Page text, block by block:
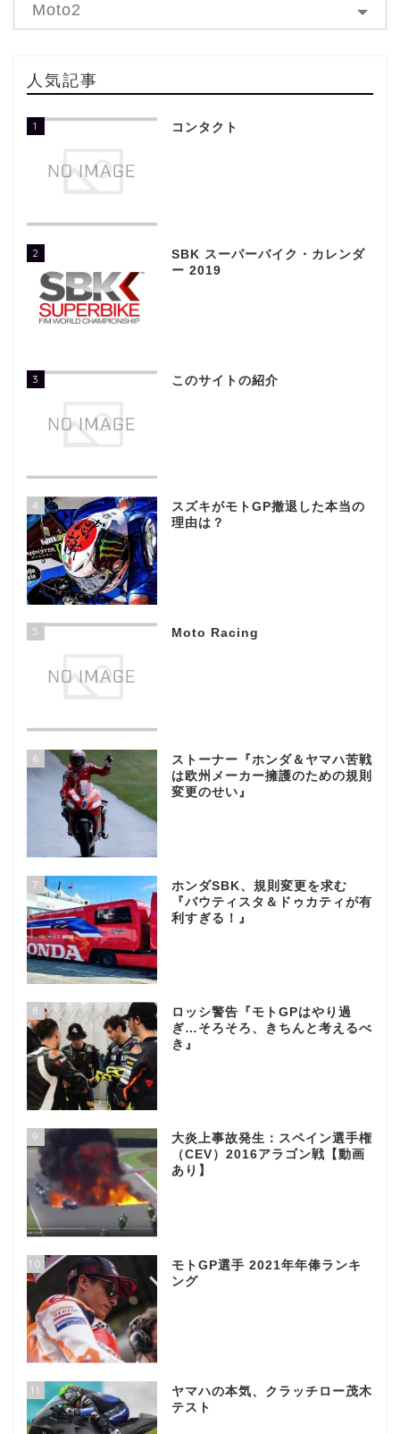
Moto2
人気記事
1 コンタクト
2
SBK スーパーバイク・カレンダ
ー 2019
3 このサイトの紹介
4
スズキがモトGP撤退した本当の
理由は？
5 Moto Racing
6
ストーナー『ホンダ＆ヤマハ苦戦
は欧州メーカー擁護のための規則
変更のせい』
7
ホンダSBK、規則変更を求む
『バウティスタ＆ドゥカティが有
利すぎる！』
8
ロッシ警告『モトGPはやり過
ぎ…そろそろ、きちんと考えるべ
き』
9
大炎上事故発生：スペイン選手権
（CEV）2016アラゴン戦【動画
あり】
10
モトGP選手 2021年年俸ランキ
ング
11
ヤマハの本気、クラッチロー茂木
テスト